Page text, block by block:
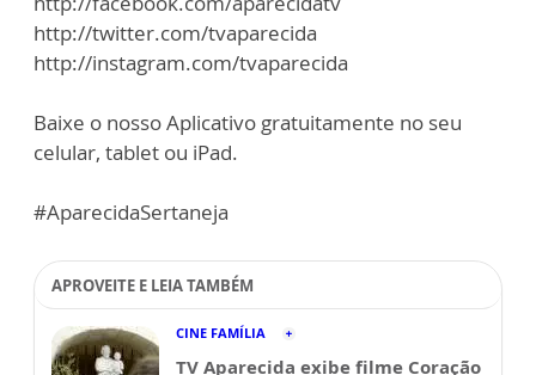
http://twitter.com/tvaparecida
http://instagram.com/tvaparecida
Baixe o nosso Aplicativo gratuitamente no seu
celular, tablet ou iPad.
#AparecidaSertaneja
APROVEITE E LEIA TAMBÉM
CINE FAMÍLIA
TV Aparecida exibe filme Coração